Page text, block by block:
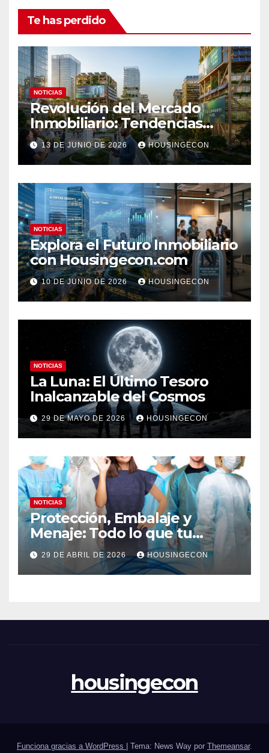
Te has perdido
NOTICIAS
Revolución del Mercado
Inmobiliario: Tendencias
Clave 2023
13 DE JUNIO DE 2026 HOUSINGECON
NOTICIAS
Explora el Futuro Inmobiliario
con Housingecon.com
10 DE JUNIO DE 2026 HOUSINGECON
NOTICIAS
La Luna: El Último Tesoro
Inalcanzable del Cosmos
29 DE MAYO DE 2026 HOUSINGECON
NOTICIAS
Protección, Embalaje y
Menaje: Todo lo que tu
negocio necesita en un solo
lugar
29 DE ABRIL DE 2026 HOUSINGECON
housingecon
Funciona gracias a WordPress Tema: News Way por Themeansar.